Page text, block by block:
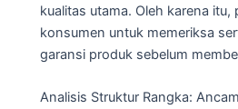
kualitas utama. Oleh karena itu,
konsumen untuk memeriksa
garansi produk sebelum
Analisis Struktur Rangka: